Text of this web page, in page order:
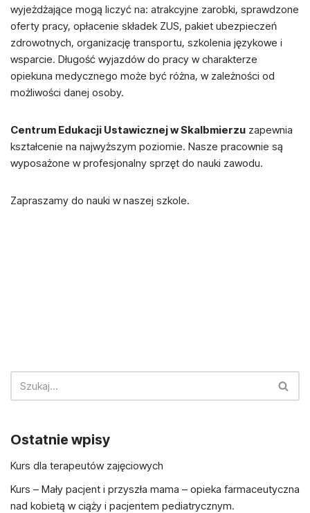
wyjeżdżające mogą liczyć na: atrakcyjne zarobki, sprawdzone
oferty pracy, opłacenie składek ZUS, pakiet ubezpieczeń
zdrowotnych, organizację transportu, szkolenia językowe i
wsparcie. Długość wyjazdów do pracy w charakterze
opiekuna medycznego może być różna, w zależności od
możliwości danej osoby.
Centrum Edukacji Ustawicznej w Skalbmierzu zapewnia
kształcenie na najwyższym poziomie. Nasze pracownie są
wyposażone w profesjonalny sprzęt do nauki zawodu.
Zapraszamy do nauki w naszej szkole.
Ostatnie wpisy
Kurs dla terapeutów zajęciowych
Kurs – Mały pacjent i przyszła mama – opieka farmaceutyczna
nad kobietą w ciąży i pacjentem pediatrycznym.